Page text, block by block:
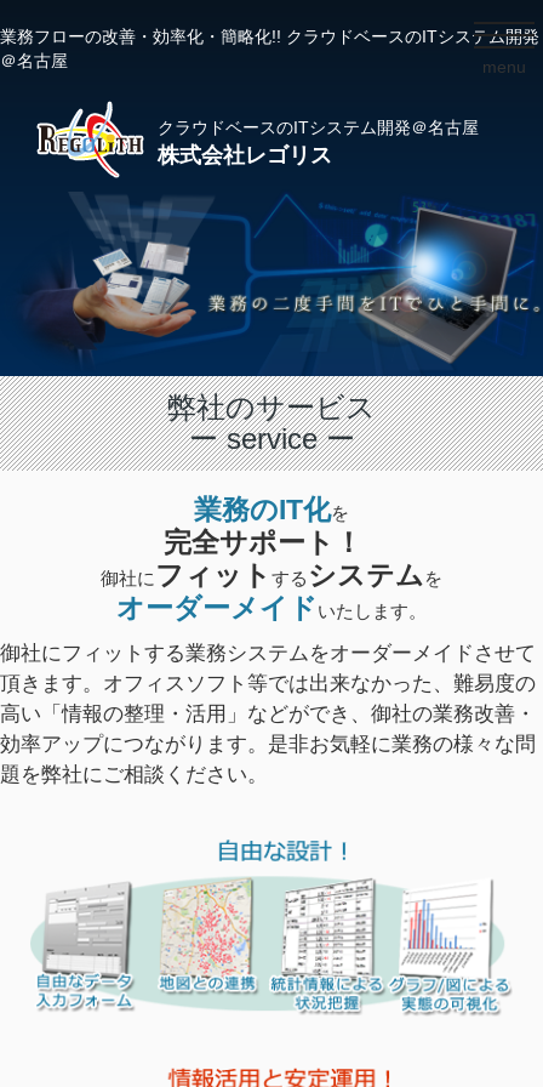
業務フローの改善・効率化・簡略化!! クラウドベースのITシステム開発
＠名古屋
クラウドベースのITシステム開発＠名古屋
株式会社レゴリス
menu
弊社のサービス
ー service ー
業務のIT化を
完全サポート！
御社に フィット する システム を
オーダーメイド いたします。
御社にフィットする業務システムをオーダーメイドさせて
頂きます。オフィスソフト等では出来なかった、難易度の
高い「情報の整理・活用」などができ、御社の業務改善・
効率アップにつながります。是非お気軽に業務の様々な問
題を弊社にご相談ください。